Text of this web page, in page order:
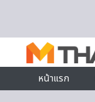
หน้าแรก